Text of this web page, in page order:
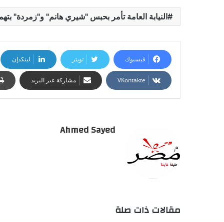
النيابة العامة تأمر بحبس "شيري هانم" و"زمردة"
فيسبوك تويتر لينكدإن
مشاركة عبر البريد
Ahmed Sayed
مقالات ذات صلة